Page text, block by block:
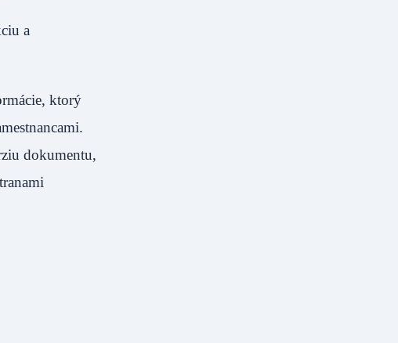
a
ktorý
dokumentu,